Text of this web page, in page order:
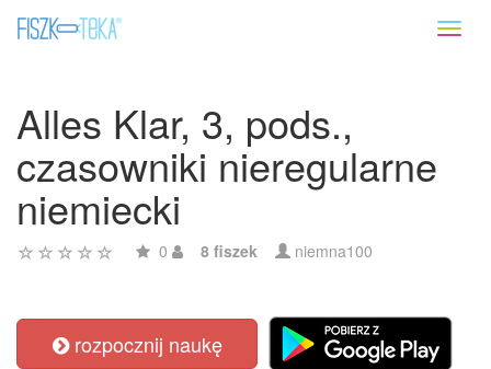
Alles Klar, 3, pods.,
czasowniki nieregularne
niemiecki
0 8 fiszek niemna100
rozpocznij naukę